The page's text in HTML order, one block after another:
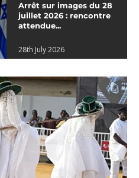
Arrêt sur images du 28
juillet 2026 : rencontre
attendue...
28th July 2026